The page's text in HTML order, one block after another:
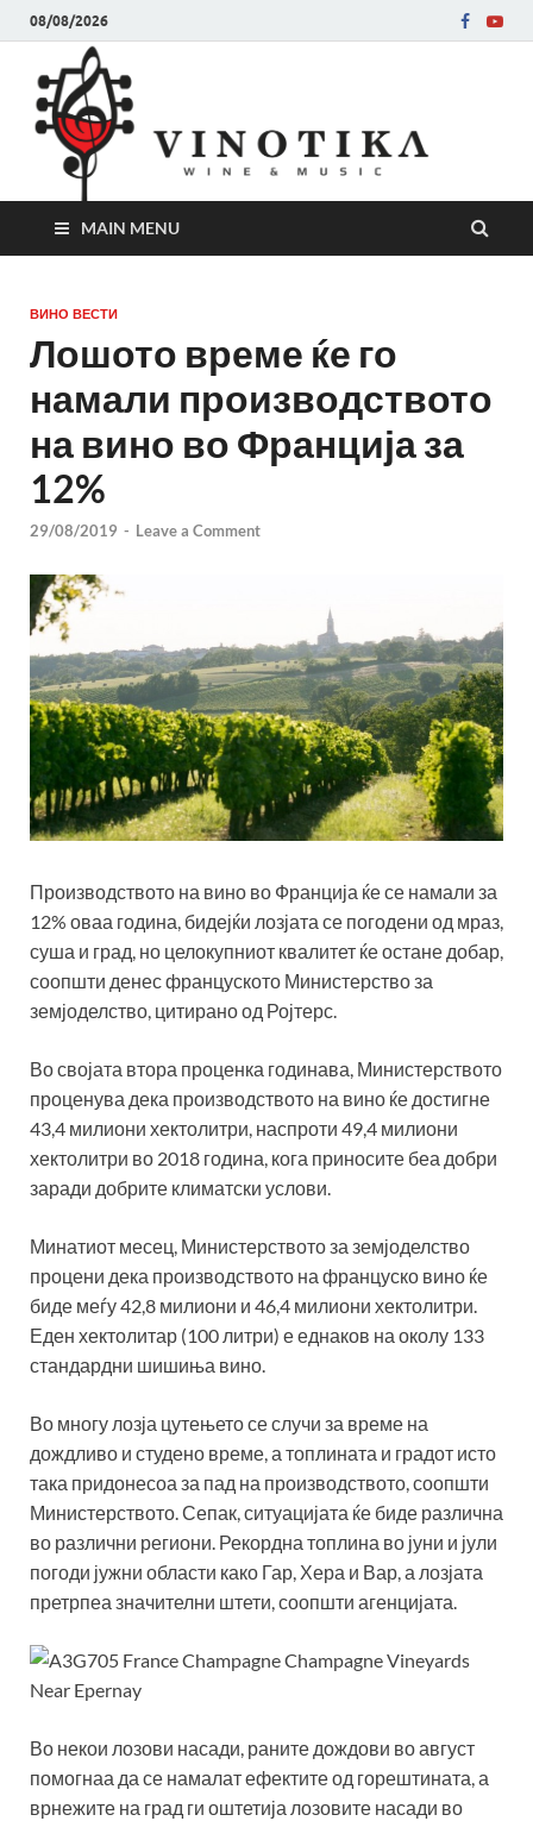
08/08/2026
MAIN MENU
ВИНО ВЕСТИ
Лошото време ќе го
намали производството
на вино во Франција за
12%
29/08/2019 - Leave a Comment
Производството на вино во Франција ќе се намали за
12% оваа година, бидејќи лозјата се погодени од мраз,
суша и град, но целокупниот квалитет ќе остане добар,
соопшти денес француското Министерство за
земјоделство, цитирано од Ројтерс.
Во својата втора проценка годинава, Министерството
проценува дека производството на вино ќе достигне
43,4 милиони хектолитри, наспроти 49,4 милиони
хектолитри во 2018 година, кога приносите беа добри
заради добрите климатски услови.
Минатиот месец, Министерството за земјоделство
процени дека производството на француско вино ќе
биде меѓу 42,8 милиони и 46,4 милиони хектолитри.
Еден хектолитар (100 литри) е еднаков на околу 133
стандардни шишиња вино.
Во многу лозја цутењето се случи за време на
дождливо и студено време, а топлината и градот исто
така придонесоа за пад на производството, соопшти
Министерството. Сепак, ситуацијата ќе биде различна
во различни региони. Рекордна топлина во јуни и јули
погоди јужни области како Гар, Хера и Вар, а лозјата
претрпеа значителни штети, соопшти агенцијата.
Во некои лозови насади, раните дождови во август
помогнаа да се намалат ефектите од горештината, а
врнежите на град ги оштетија лозовите насади во